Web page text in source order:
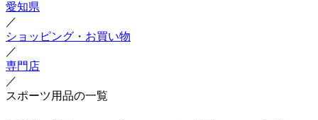
愛知県
／
ショッピング・お買い物
／
専門店
／
スポーツ用品の一覧